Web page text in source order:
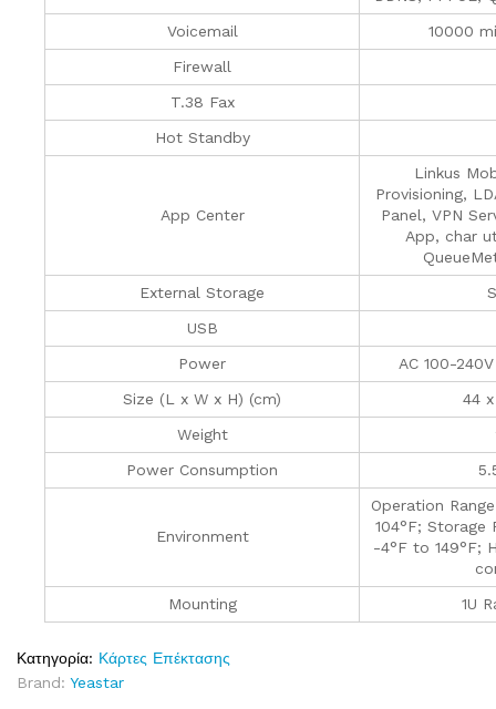
Voicemail
10000
Firewall
T.38 Fax
Hot Standby
App Center
Linkus
Provisioning,
Panel, VPN
App, char
External Storage
USB
Power
AC 100-
Size (L x W x H) (cm)
44
Weight
Power Consumption
Environment
Operation
104°F; Storage
-4°F to 149°F;
Mounting
1U
Κατηγορία: Κάρτες Επέκτασης
Brand: Yeastar